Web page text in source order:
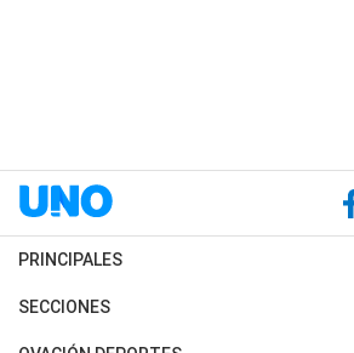
PRINCIPALES
Últimas Noticias
Política
SECCIONES